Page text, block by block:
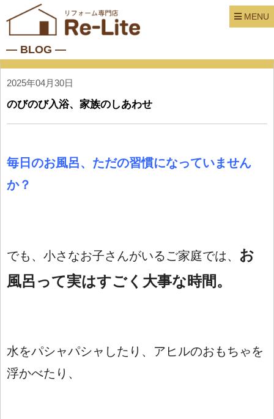
MENU
― BLOG ―
2025年04月30日
のびのび入浴、家族のしあわせ
毎日のお風呂、ただの習慣になっていません
か？
でも、小さなお子さんがいるご家庭では、 お
風呂って実はすごく大事な時間。
水をパシャパシャしたり、アヒルのおもちゃを
浮かべたり、